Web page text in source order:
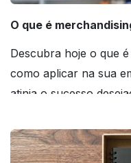
O que é
Descubra hoje o que
como aplicar na sua
atinja o sucesso